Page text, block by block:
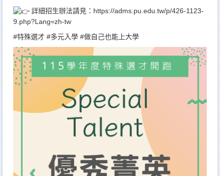
詳細招生辦法請見： https://adms.pu.edu.tw/p/426-1123-
9.php?Lang=zh-tw
#特殊選才 #多元入學 #做自己也能上大學